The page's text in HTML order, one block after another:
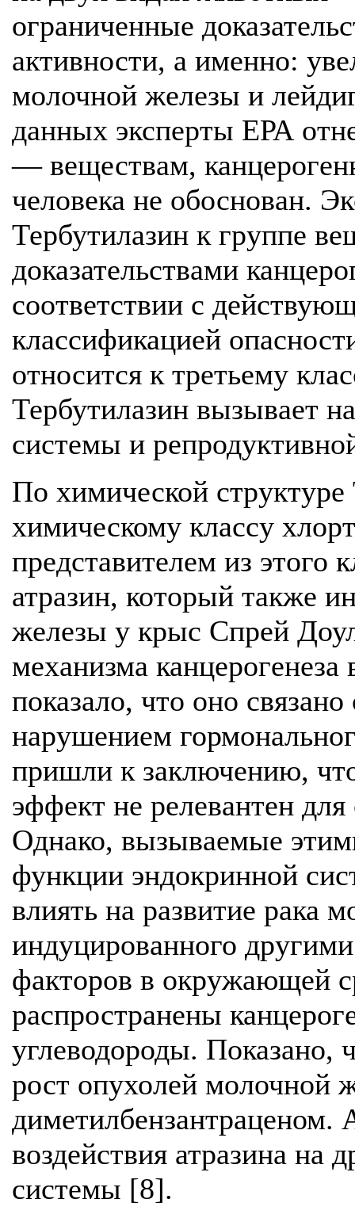
ограниченные
активности, а именно:
молочной железы и
данных эксперты ЕРА
— веществам,
человека не обоснован.
Тербутилазин к группе
доказательствами
соответствии с
классификацией
относится к третьему
Тербутилазин вызывает
системы и
По химической
химическому классу
представителем из этого
атразин, который также
железы у крыс Спрей
механизма
показало, что оно
нарушением
пришли к заключению,
эффект не релевантен
Однако, вызываемые
функции эндокринной
влиять на развитие рака
индуцированного
факторов в окружающей
распространены
углеводороды. Показано,
рост опухолей молочной
воздействия атразина на
системы [8].